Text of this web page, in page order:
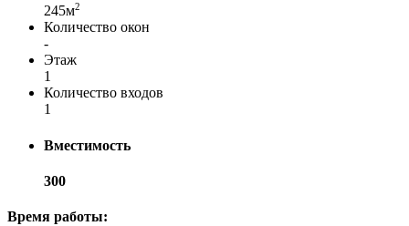
245м2
Количество окон
-
Этаж
1
Количество входов
1
Вместимость
300
Время работы: